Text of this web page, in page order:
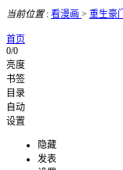
当前位置: 看漫画 > 重生豪
首页
0/0
亮度
书签
目录
自动
设置
隐藏
发表